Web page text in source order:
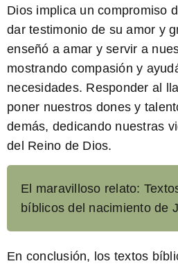
Dios implica un compromiso
dar testimonio de su amor y
enseñó a amar y servir a
mostrando compasión y
necesidades. Responder al
poner nuestros dones y
demás, dedicando nuestras
del Reino de Dios.
El maravilloso relato:
bíblicos del nacimiento de
En conclusión, los textos